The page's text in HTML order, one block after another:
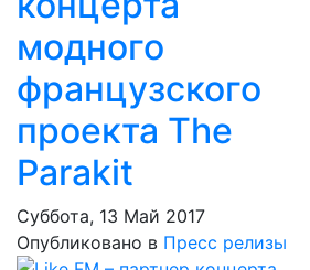
модного
французского
проекта The
Parakit
Суббота, 13 Май 2017
Опубликовано в Пресс релизы